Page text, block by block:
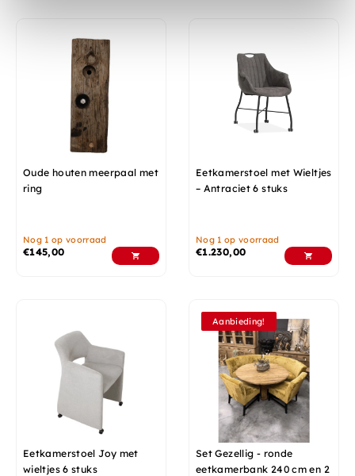
Oude houten meerpaal met
ring
Nog 1 op voorraad
€145,00
Eetkamerstoel met Wieltjes
– Antraciet 6 stuks
Nog 1 op voorraad
€1.230,00
Eetkamerstoel Joy met
wieltjes 6 stuks
Aanbieding!
Set Gezellig - ronde
eetkamerbank 240 cm en 2